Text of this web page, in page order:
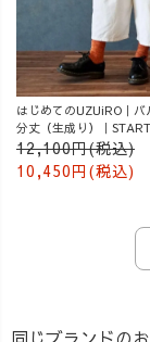
はじめてのUZUiRO｜バ
分丈（生成り）｜
12,100円(税込)
10,450円(税込)